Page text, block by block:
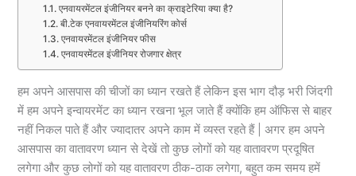
एनवायरमेंटल इंजीनियर बनने का क्राइटेरिया क्या है?
बी.टेक एनवायरमेंटल इंजीनियरिंग कोर्स
एनवायरमेंटल इंजीनियर फीस
एनवायरमेंटल इंजीनियर रोजगार क्षेत्र
हम अपने आसपास की चीजों का ध्यान रखते हैं लेकिन इस भाग दौड़ भरी जिंदगी
में हम अपने इन्वायरमेंट का ध्यान रखना भूल जाते हैं क्योंकि हम ऑफिस से बाहर
नहीं निकल पाते हैं और ज्यादातर अपने काम में व्यस्त रहते हैं | अगर हम अपने
आसपास का वातावरण ध्यान से देखें तो कुछ लोगों को यह वातावरण प्रदूषित
लगेगा और कुछ लोगों को यह वातावरण ठीक-ठाक लगेगा, बहुत कम समय हमें